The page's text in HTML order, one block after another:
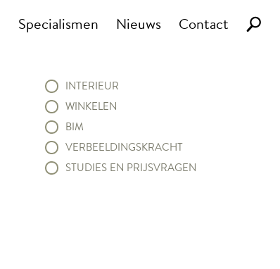
Specialismen Nieuws Contact
INTERIEUR
WINKELEN
BIM
VERBEELDINGSKRACHT
STUDIES EN PRIJSVRAGEN